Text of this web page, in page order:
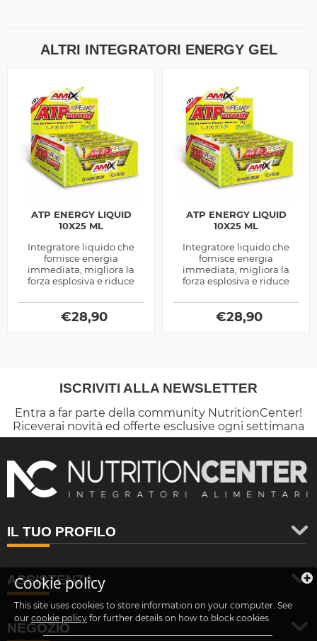
ALTRI INTEGRATORI ENERGY GEL
ATP ENERGY LIQUID
10X25 ML
Integratore liquido che
fornisce energia
immediata, migliora la
forza esplosiva e riduce
per allenamenti intensi.
€28,90
ATP ENERGY LIQUID
10X25 ML
Integratore liquido che
fornisce energia
immediata, migliora la
forza esplosiva e riduce
per allenamenti intensi.
€28,90
ISCRIVITI ALLA NEWSLETTER
Entra a far parte della community NutritionCenter!
Riceverai novità ed offerte esclusive ogni settimana
IL TUO PROFILO
ASSISTENZA
NEGOZIO
Cookie policy
This site uses cookies to store information on your computer. See
our cookie policy for further details on how to block cookies.